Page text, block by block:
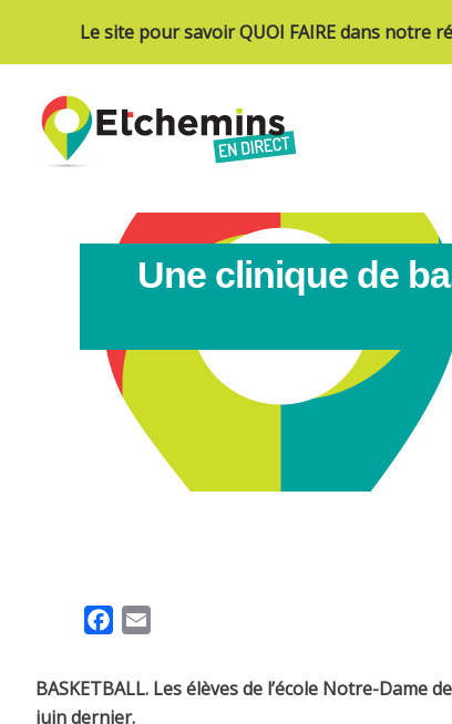
Le site pour savoir QUOI FAIRE dans notre
Une clinique de
e
i
BASKETBALL. Les élèves de l’école Notre-
juin dernier.